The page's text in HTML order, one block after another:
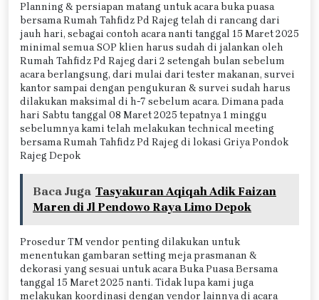
Planning & persiapan matang untuk acara buka puasa
bersama Rumah Tahfidz Pd Rajeg telah di rancang dari
jauh hari, sebagai contoh acara nanti tanggal 15 Maret 2025
minimal semua SOP klien harus sudah di jalankan oleh
Rumah Tahfidz Pd Rajeg dari 2 setengah bulan sebelum
acara berlangsung, dari mulai dari tester makanan, survei
kantor sampai dengan pengukuran & survei sudah harus
dilakukan maksimal di h-7 sebelum acara. Dimana pada
hari Sabtu tanggal 08 Maret 2025 tepatnya 1 minggu
sebelumnya kami telah melakukan technical meeting
bersama Rumah Tahfidz Pd Rajeg di lokasi Griya Pondok
Rajeg Depok
Baca Juga Tasyakuran Aqiqah Adik Faizan
Maren di Jl Pendowo Raya Limo Depok
Prosedur TM vendor penting dilakukan untuk
menentukan gambaran setting meja prasmanan &
dekorasi yang sesuai untuk acara Buka Puasa Bersama
tanggal 15 Maret 2025 nanti. Tidak lupa kami juga
melakukan koordinasi dengan vendor lainnya di acara